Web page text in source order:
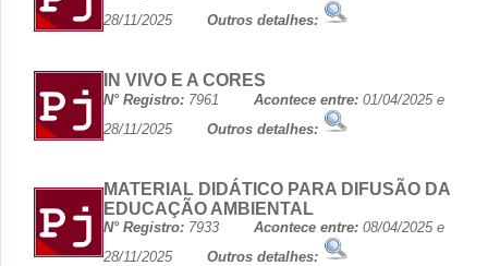
28/11/2025 Outros detalhes:
IN VIVO E A CORES
N° Registro: 7961 Acontece entre: 01/04/2025 e
28/11/2025 Outros detalhes:
MATERIAL DIDÁTICO PARA DIFUSÃO DA
EDUCAÇÃO AMBIENTAL
N° Registro: 7933 Acontece entre: 08/04/2025 e
28/11/2025 Outros detalhes: